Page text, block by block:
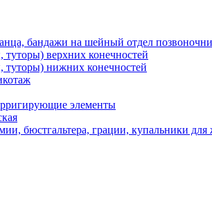
бандажи на шейный отдел
верхних конечностей
туторы) нижних конечностей
элементы
бюстгальтера, грации, купальники